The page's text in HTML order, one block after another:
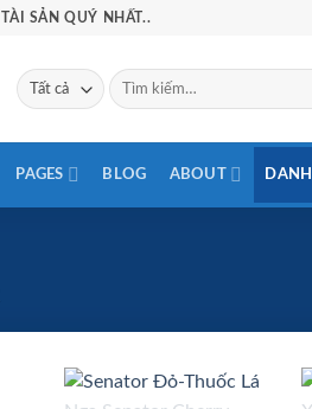
SẢN QUÝ NHẤT..
Tìm
kiếm:
PAGES BLOG ABOUT